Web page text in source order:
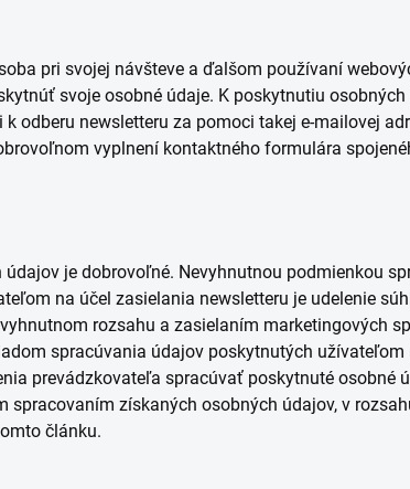
pri svojej návšteve a ďalšom používaní
svoje osobné údaje. K poskytnutiu
odberu newsletteru za pomoci takej e-mailovej
vyplnení kontaktného formulára
údajov je dobrovoľné. Nevyhnutnou podmienkou
na účel zasielania newsletteru je udelenie
rozsahu a zasielaním marketingových
spracúvania údajov poskytnutých užívateľom
prevádzkovateľa spracúvať poskytnuté osobné
spracovaním získaných osobných údajov, v
článku.